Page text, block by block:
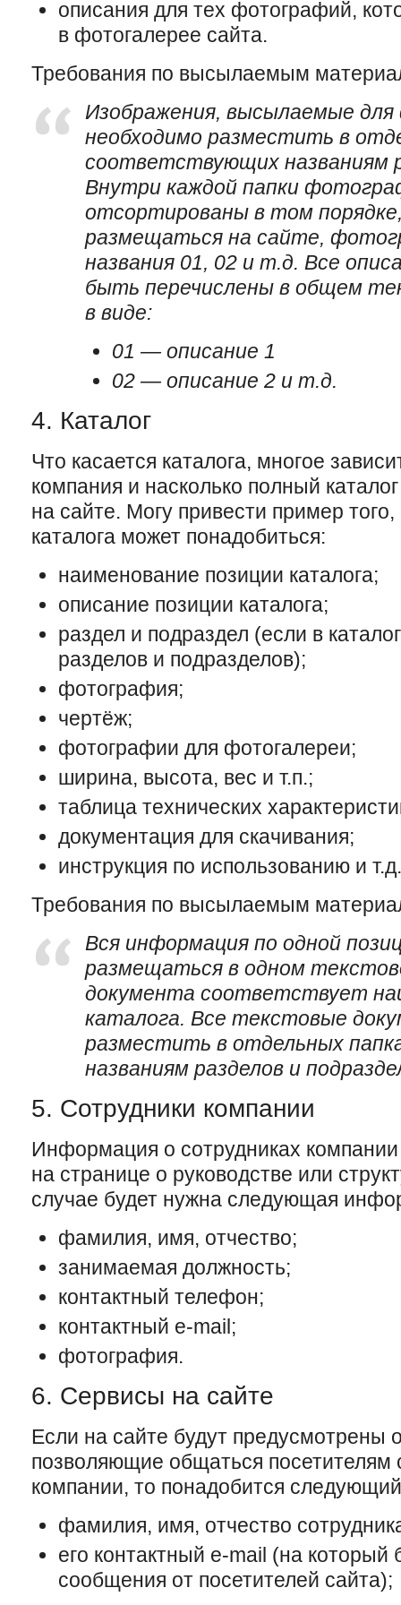
описания для тех фотографий,
в фотогалерее сайта.
Требования по высылаемым
Изображения, высылаемые
необходимо разместить в
соответствующих названиям
Внутри каждой папки
отсортированы в том
размещаться на сайте,
названия 01, 02 и т.д. Все
быть перечислены в общем
в виде:
01 — описание 1
02 — описание 2 и т.д.
4. Каталог
Что касается каталога, многое
компания и насколько полный
на сайте. Могу привести пример
каталога может понадобиться:
наименование позиции каталога;
описание позиции каталога;
раздел и подраздел (если в
разделов и подразделов);
фотография;
чертёж;
фотографии для фотогалереи;
ширина, высота, вес и т.п.;
таблица технических
документация для скачивания;
инструкция по использованию и т.д.
Требования по высылаемым
Вся информация по одной
размещаться в одном
документа соответствует
каталога. Все текстовые
разместить в отдельных
названиям разделов и
5. Сотрудники компании
Информация о сотрудниках
на странице о руководстве или
случае будет нужна следующая
фамилия, имя, отчество;
занимаемая должность;
контактный телефон;
контактный e-mail;
фотография.
6. Сервисы на сайте
Если на сайте будут предусмотрены
позволяющие общаться посетителям
компании, то понадобится
фамилия, имя, отчество
его контактный e-mail (на который
сообщения от посетителей сайта);